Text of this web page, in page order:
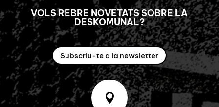
VOLS REBRE NOVETATS SOBRE LA
DESKOMUNAL?
Subscriu-te a la newsletter
